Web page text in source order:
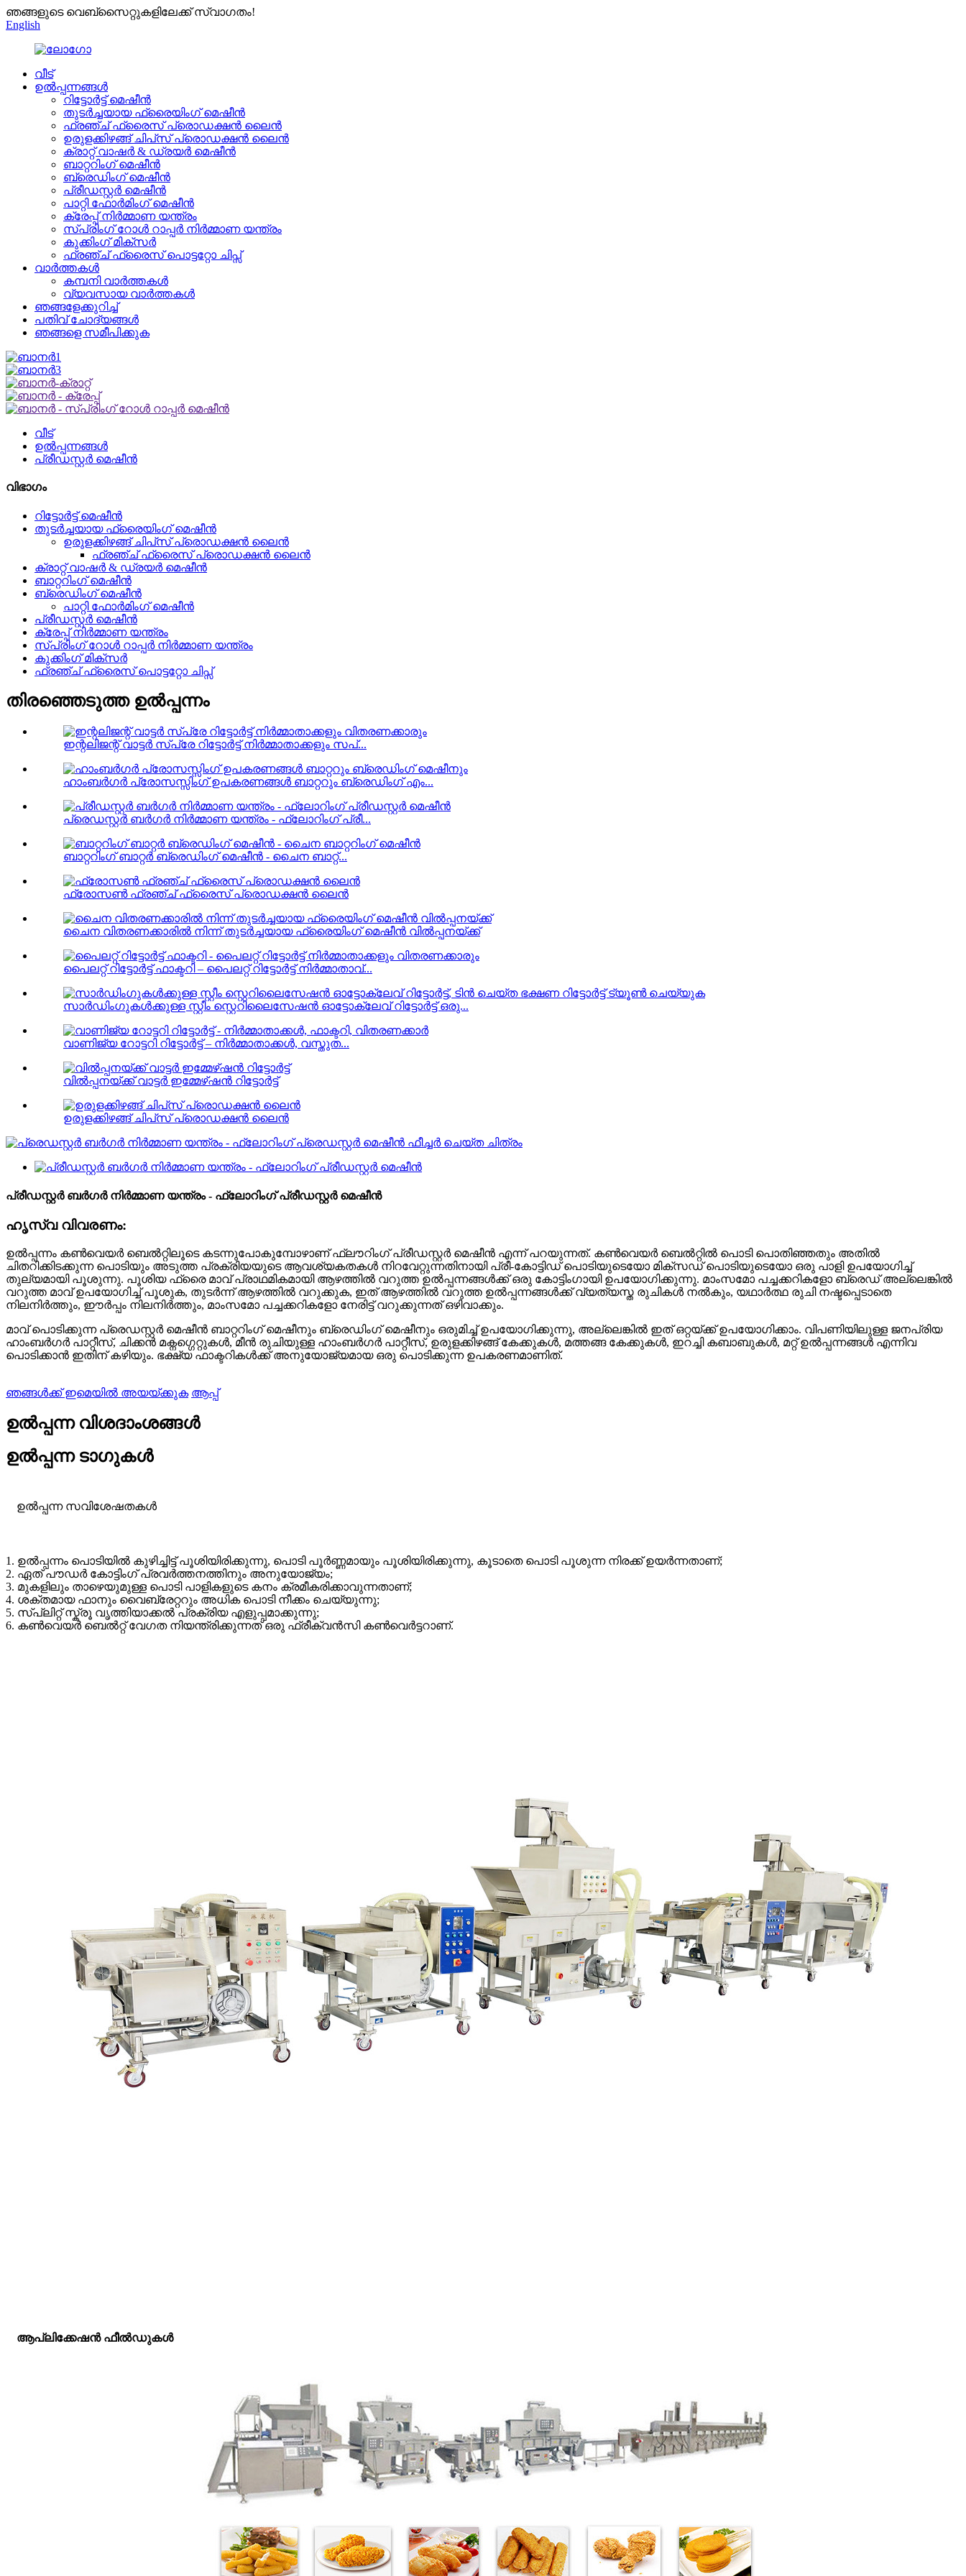
ഞങ്ങളുടെ വെബ്സൈറ്റുകളിലേക്ക് സ്വാഗതം!
English
വീട്
ഉൽപ്പന്നങ്ങൾ
റിട്ടോർട്ട് മെഷീൻ
തുടർച്ചയായ ഫ്രൈയിംഗ് മെഷീൻ
ഫ്രഞ്ച് ഫ്രൈസ് പ്രൊഡക്ഷൻ ലൈൻ
ഉരുളക്കിഴങ്ങ് ചിപ്‌സ് പ്രൊഡക്ഷൻ ലൈൻ
ക്രാറ്റ് വാഷർ & ഡ്രയർ മെഷീൻ
ബാറ്ററിംഗ് മെഷീൻ
ബ്രെഡിംഗ് മെഷീൻ
പ്രീഡസ്റ്റർ മെഷീൻ
പാറ്റി ഫോർമിംഗ് മെഷീൻ
ക്രേപ്പ് നിർമ്മാണ യന്ത്രം
സ്പ്രിംഗ് റോൾ റാപ്പർ നിർമ്മാണ യന്ത്രം
കുക്കിംഗ് മിക്സർ
ഫ്രഞ്ച് ഫ്രൈസ് പൊട്ടറ്റോ ചിപ്സ്
വാർത്തകൾ
കമ്പനി വാർത്തകൾ
വ്യവസായ വാർത്തകൾ
ഞങ്ങളേക്കുറിച്ച്
പതിവ് ചോദ്യങ്ങൾ
ഞങ്ങളെ സമീപിക്കുക
വീട്
ഉൽപ്പന്നങ്ങൾ
പ്രീഡസ്റ്റർ മെഷീൻ
വിഭാഗം
റിട്ടോർട്ട് മെഷീൻ
തുടർച്ചയായ ഫ്രൈയിംഗ് മെഷീൻ
ഉരുളക്കിഴങ്ങ് ചിപ്‌സ് പ്രൊഡക്ഷൻ ലൈൻ
ഫ്രഞ്ച് ഫ്രൈസ് പ്രൊഡക്ഷൻ ലൈൻ
ക്രാറ്റ് വാഷർ & ഡ്രയർ മെഷീൻ
ബാറ്ററിംഗ് മെഷീൻ
ബ്രെഡിംഗ് മെഷീൻ
പാറ്റി ഫോർമിംഗ് മെഷീൻ
പ്രീഡസ്റ്റർ മെഷീൻ
ക്രേപ്പ് നിർമ്മാണ യന്ത്രം
സ്പ്രിംഗ് റോൾ റാപ്പർ നിർമ്മാണ യന്ത്രം
കുക്കിംഗ് മിക്സർ
ഫ്രഞ്ച് ഫ്രൈസ് പൊട്ടറ്റോ ചിപ്സ്
തിരഞ്ഞെടുത്ത ഉൽപ്പന്നം
ഇന്റലിജന്റ് വാട്ടർ സ്പ്രേ റിട്ടോർട്ട് നിർമ്മാതാക്കളും സപ്...
ഹാംബർഗർ പ്രോസസ്സിംഗ് ഉപകരണങ്ങൾ ബാറ്ററും ബ്രെഡിംഗ് എം...
പ്രെഡസ്റ്റർ ബർഗർ നിർമ്മാണ യന്ത്രം - ഫ്ലോറിംഗ് പ്രീ...
ബാറ്ററിംഗ് ബാറ്റർ ബ്രെഡിംഗ് മെഷീൻ - ചൈന ബാറ്റ്...
ഫ്രോസൺ ഫ്രഞ്ച് ഫ്രൈസ് പ്രൊഡക്ഷൻ ലൈൻ
ചൈന വിതരണക്കാരിൽ നിന്ന് തുടർച്ചയായ ഫ്രൈയിംഗ് മെഷീൻ വിൽപ്പനയ്ക്ക്
പൈലറ്റ് റിട്ടോർട്ട് ഫാക്ടറി – പൈലറ്റ് റിട്ടോർട്ട് നിർമ്മാതാവ്...
സാർഡിംഗുകൾക്കുള്ള സ്റ്റീം സ്റ്റെറിലൈസേഷൻ ഓട്ടോക്ലേവ് റിട്ടോർട്ട് ഒരു...
വാണിജ്യ റോട്ടറി റിട്ടോർട്ട് – നിർമ്മാതാക്കൾ, വസ്തുത...
വിൽപ്പനയ്ക്ക് വാട്ടർ ഇമ്മേഴ്‌ഷൻ റിട്ടോർട്ട്
ഉരുളക്കിഴങ്ങ് ചിപ്‌സ് പ്രൊഡക്ഷൻ ലൈൻ
പ്രീഡസ്റ്റർ ബർഗർ നിർമ്മാണ യന്ത്രം - ഫ്ലോറിംഗ് പ്രീഡസ്റ്റർ മെഷീൻ
ഹൃസ്വ വിവരണം:
ഉൽപ്പന്നം കൺവെയർ ബെൽറ്റിലൂടെ കടന്നുപോകുമ്പോഴാണ് ഫ്ലൗറിംഗ് പ്രീഡസ്റ്റർ മെഷീൻ എന്ന് പറയുന്നത്. കൺവെയർ ബെൽറ്റിൽ പൊടി പൊതിഞ്ഞതും അതിൽ
ചിതറിക്കിടക്കുന്ന പൊടിയും അടുത്ത പ്രക്രിയയുടെ ആവശ്യകതകൾ നിറവേറ്റുന്നതിനായി പ്രീ-കോട്ടിഡ് പൊടിയുടെയോ മിക്സഡ് പൊടിയുടെയോ ഒരു പാളി ഉപയോഗിച്ച്
തുല്യമായി പൂശുന്നു. പൂശിയ ഫ്രൈ മാവ് പ്രാഥമികമായി ആഴത്തിൽ വറുത്ത ഉൽപ്പന്നങ്ങൾക്ക് ഒരു കോട്ടിംഗായി ഉപയോഗിക്കുന്നു. മാംസമോ പച്ചക്കറികളോ ബ്രെഡ് അല്ലെങ്കിൽ
വറുത്ത മാവ് ഉപയോഗിച്ച് പൂശുക, തുടർന്ന് ആഴത്തിൽ വറുക്കുക, ഇത് ആഴത്തിൽ വറുത്ത ഉൽപ്പന്നങ്ങൾക്ക് വ്യത്യസ്ത രുചികൾ നൽകും, യഥാർത്ഥ രുചി നഷ്ടപ്പെടാതെ
നിലനിർത്തും, ഈർപ്പം നിലനിർത്തും, മാംസമോ പച്ചക്കറികളോ നേരിട്ട് വറുക്കുന്നത് ഒഴിവാക്കും.
മാവ് പൊടിക്കുന്ന പ്രെഡസ്റ്റർ മെഷീൻ ബാറ്ററിംഗ് മെഷീനും ബ്രെഡിംഗ് മെഷീനും ഒരുമിച്ച് ഉപയോഗിക്കുന്നു, അല്ലെങ്കിൽ ഇത് ഒറ്റയ്ക്ക് ഉപയോഗിക്കാം. വിപണിയിലുള്ള ജനപ്രിയ
ഹാംബർഗർ പാറ്റീസ്, ചിക്കൻ മക്നഗ്ഗെറ്റുകൾ, മീൻ രുചിയുള്ള ഹാംബർഗർ പാറ്റീസ്, ഉരുളക്കിഴങ്ങ് കേക്കുകൾ, മത്തങ്ങ കേക്കുകൾ, ഇറച്ചി കബാബുകൾ, മറ്റ് ഉൽപ്പന്നങ്ങൾ എന്നിവ
പൊടിക്കാൻ ഇതിന് കഴിയും. ഭക്ഷ്യ ഫാക്ടറികൾക്ക് അനുയോജ്യമായ ഒരു പൊടിക്കുന്ന ഉപകരണമാണിത്.
ഞങ്ങൾക്ക് ഇമെയിൽ അയയ്ക്കുക ആപ്പ്
ഉൽപ്പന്ന വിശദാംശങ്ങൾ
ഉൽപ്പന്ന ടാഗുകൾ
ഉൽപ്പന്ന സവിശേഷതകൾ
1. ഉൽപ്പന്നം പൊടിയിൽ കുഴിച്ചിട്ട് പൂശിയിരിക്കുന്നു, പൊടി പൂർണ്ണമായും പൂശിയിരിക്കുന്നു, കൂടാതെ പൊടി പൂശുന്ന നിരക്ക് ഉയർന്നതാണ്;
2. ഏത് പൗഡർ കോട്ടിംഗ് പ്രവർത്തനത്തിനും അനുയോജ്യം;
3. മുകളിലും താഴെയുമുള്ള പൊടി പാളികളുടെ കനം ക്രമീകരിക്കാവുന്നതാണ്;
4. ശക്തമായ ഫാനും വൈബ്രേറ്ററും അധിക പൊടി നീക്കം ചെയ്യുന്നു;
5. സ്പ്ലിറ്റ് സ്ക്രൂ വൃത്തിയാക്കൽ പ്രക്രിയ എളുപ്പമാക്കുന്നു;
6. കൺവെയർ ബെൽറ്റ് വേഗത നിയന്ത്രിക്കുന്നത് ഒരു ഫ്രീക്വൻസി കൺവെർട്ടറാണ്.
ആപ്ലിക്കേഷൻ ഫീൽഡുകൾ